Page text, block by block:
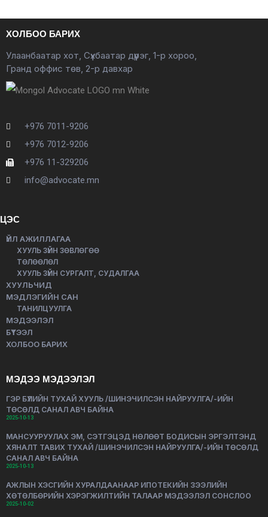
ХОЛБОО БАРИХ
Улаанбаатар хот, Сүхбаатар дүүрэг, 1-р хороо,
Гранд оффис төв, 2-р давхар
+976 7011-9206
+976 7012-9206
+976 11-329206
info@advocate.mn
ЦЭС
ҮЙЛ АЖИЛЛАГАА
ХУУЛЬ ЗҮЙН ЗӨВЛӨГӨӨ
ТӨЛӨӨЛӨЛ
ХУУЛЬ ЗҮЙН СУРГАЛТ, СУДАЛГАА
ХУУЛЬЧИД
МЭДЛЭГИЙН САН
ТАНИЛЦУУЛГА
МЭДЭЭЛЭЛ
БҮТЭЭЛ
ХОЛБОО БАРИХ
МЭДЭЭ МЭДЭЭЛЭЛ
ГЭР БҮЛИЙН ТУХАЙ ХУУЛЬ /ШИНЭЧИЛСЭН НАЙРУУЛГА/-ИЙН
ТӨСӨЛД САНАЛ АВЧ БАЙНА
2025-10-13
МАНСУУРУУЛАХ ЭМ, СЭТГЭЦЭД НӨЛӨӨТ БОДИСЫН ЭРГЭЛТЭНД
ХЯНАЛТ ТАВИХ ТУХАЙ /ШИНЭЧИЛСЭН НАЙРУУЛГА/-ИЙН ТӨСӨЛД
САНАЛ АВЧ БАЙНА
2025-10-13
АЖЛЫН ХЭСГИЙН ХУРАЛДААНААР ИПОТЕКИЙН ЗЭЭЛИЙН
ХӨТӨЛБӨРИЙН ХЭРЭГЖИЛТИЙН ТАЛААР МЭДЭЭЛЭЛ СОНСЛОО
2025-10-02